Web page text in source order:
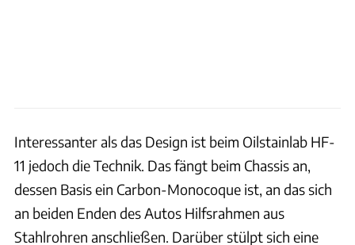
Interessanter als das Design ist beim Oilstainlab HF-
11 jedoch die Technik. Das fängt beim Chassis an,
dessen Basis ein Carbon-Monocoque ist, an das sich
an beiden Enden des Autos Hilfsrahmen aus
Stahlrohren anschließen. Darüber stülpt sich eine